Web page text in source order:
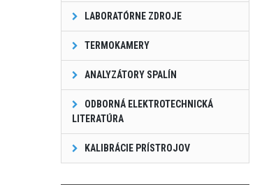
LABORATÓRNE ZDROJE
TERMOKAMERY
ANALYZÁTORY SPALÍN
ODBORNÁ ELEKTROTECHNICKÁ
LITERATÚRA
KALIBRÁCIE PRÍSTROJOV